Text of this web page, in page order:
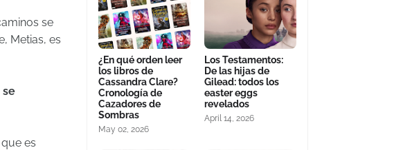
se
Metias, es
se
es
¿En qué orden leer
los libros de
Cassandra Clare?
Cronología de
Cazadores de
Sombras
May 02, 2026
Los Testamentos:
De las hijas de
Gilead: todos los
easter eggs
revelados
April 14, 2026